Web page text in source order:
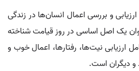
و بررسی اعمال انسان‌ها در زندگی
یک اصل اساسی در روز قیامت شناخته
نیت‌ها، رفتارها، اعمال خوب و
و دیگران است.